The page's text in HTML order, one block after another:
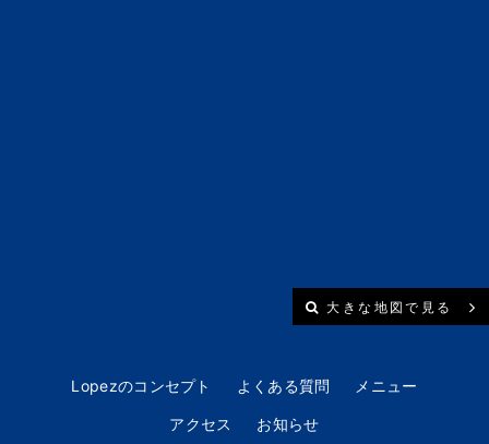
大きな地図で見る
Lopezのコンセプト よくある質問 メニュー
アクセス お知らせ